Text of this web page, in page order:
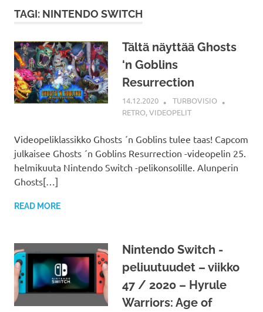
TAGI: NINTENDO SWITCH
Tältä näyttää Ghosts
‘n Goblins
Resurrection
14.12.2020
TURBOVISIO
RETRO,VIDEOPELIT
Videopeliklassikko Ghosts ´n Goblins tulee taas! Capcom
julkaisee Ghosts ´n Goblins Resurrection -videopelin 25.
helmikuuta Nintendo Switch -pelikonsolille. Alunperin
Ghosts[…]
READ MORE
Nintendo Switch -
peliuutuudet – viikko
47 / 2020 – Hyrule
Warriors: Age of